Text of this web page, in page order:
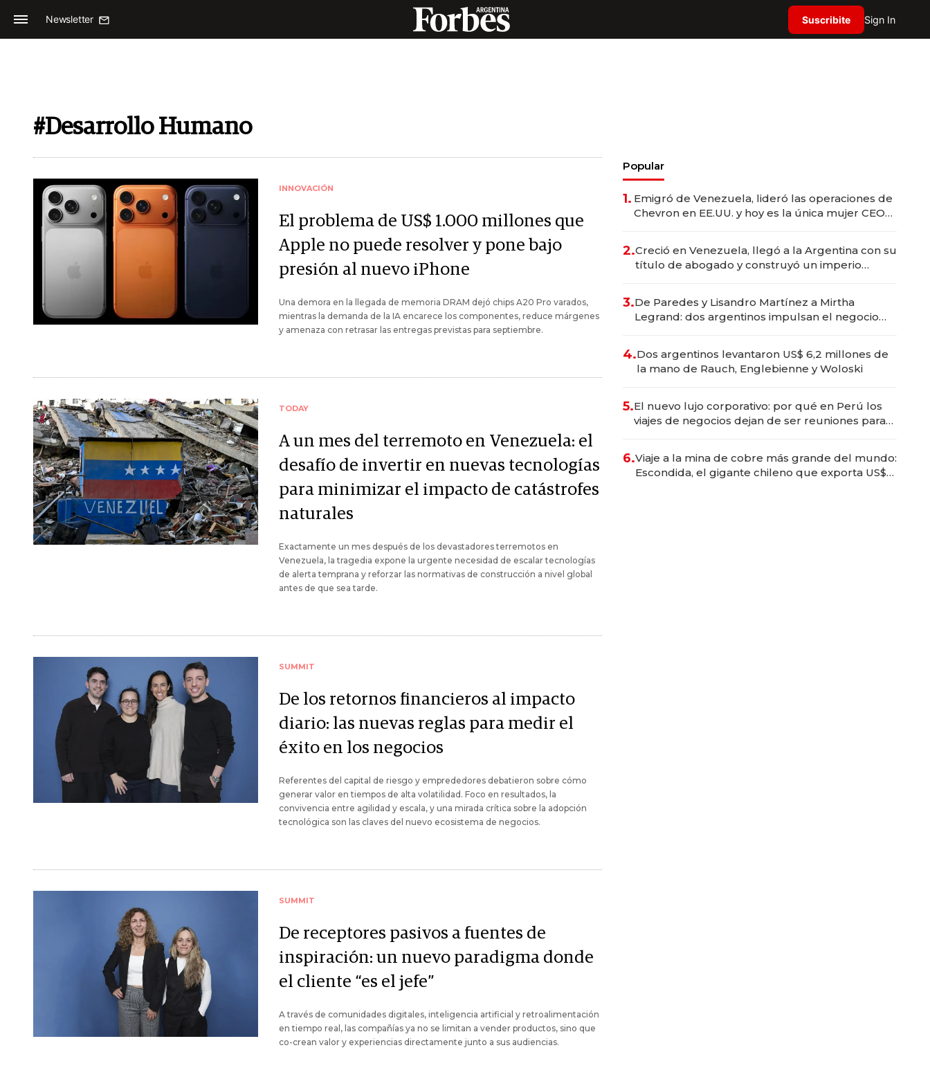
Newsletter Suscribite Sign In
#Desarrollo Humano
INNOVACIÓN
El problema de US$ 1.000 millones que
Apple no puede resolver y pone bajo
presión al nuevo iPhone
Una demora en la llegada de memoria DRAM dejó chips A20 Pro varados,
mientras la demanda de la IA encarece los componentes, reduce márgenes
y amenaza con retrasar las entregas previstas para septiembre.
TODAY
A un mes del terremoto en Venezuela: el
desafío de invertir en nuevas tecnologías
para minimizar el impacto de catástrofes
naturales
Exactamente un mes después de los devastadores terremotos en
Venezuela, la tragedia expone la urgente necesidad de escalar tecnologías
de alerta temprana y reforzar las normativas de construcción a nivel global
antes de que sea tarde.
SUMMIT
De los retornos financieros al impacto
diario: las nuevas reglas para medir el
éxito en los negocios
Referentes del capital de riesgo y emprededores debatieron sobre cómo
generar valor en tiempos de alta volatilidad. Foco en resultados, la
convivencia entre agilidad y escala, y una mirada crítica sobre la adopción
tecnológica son las claves del nuevo ecosistema de negocios.
SUMMIT
De receptores pasivos a fuentes de
inspiración: un nuevo paradigma donde
el cliente “es el jefe”
A través de comunidades digitales, inteligencia artificial y retroalimentación
en tiempo real, las compañías ya no se limitan a vender productos, sino que
co-crean valor y experiencias directamente junto a sus audiencias.
Popular
1. Emigró de Venezuela, lideró las operaciones de
Chevron en EE.UU. y hoy es la única mujer CEO
2.Creció en Venezuela, llegó a la Argentina con su
título de abogado y construyó un imperio
3.De Paredes y Lisandro Martínez a Mirtha
Legrand: dos argentinos impulsan el negocio
4.Dos argentinos levantaron US$ 6,2 millones de
la mano de Rauch, Englebienne y Woloski
5.El nuevo lujo corporativo: por qué en Perú los
viajes de negocios dejan de ser reuniones para
6.Viaje a la mina de cobre más grande del mundo:
Escondida, el gigante chileno que exporta US$